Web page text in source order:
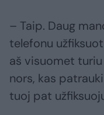
– Taip. Daug
telefonu
aš visuomet
nors, kas
tuoj pat